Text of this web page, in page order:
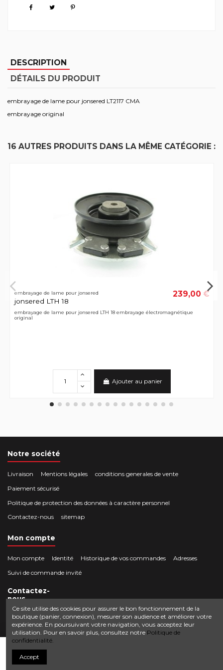
DESCRIPTION
DÉTAILS DU PRODUIT
embrayage de lame pour jonsered LT2117 CMA
embrayage original
16 AUTRES PRODUITS DANS LA MÊME CATÉGORIE :
embrayage de lame pour jonsered
jonsered LTH 18
239,00 €
embrayage de lame pour jonsered LTH 18 embrayage électromagnétique
original
Ajouter au panier
Notre société
Livraison Mentions légales
conditions generales de vente
Paiement sécurisé
Politique de protection des données à caractère personnel
Contactez-nous
sitemap
Mon compte
Mon compte Identité Historique de vos commandes
Adresses
Suivi de commande invité
Contactez-
nous
Crocbois-motoculture.com
50 route de Villefort 48800 Pied-de-Borne
0624436257
contact@crocbois-motoculture.com
Ce site utilise des cookies pour assurer le bon fonctionnement de la
boutique (panier, connexion), mesurer son audience et améliorer votre
expérience. En poursuivant votre navigation, vous acceptez leur
utilisation. Pour en savoir plus, consultez notre Politique de
confidentialité.
Accept